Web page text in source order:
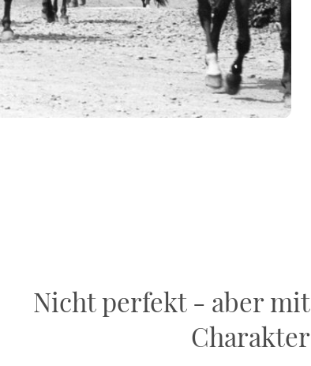
Nicht perfekt - aber mit
Charakter